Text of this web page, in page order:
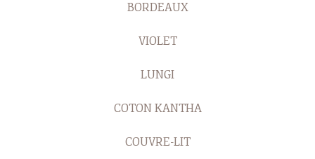
BORDEAUX
VIOLET
LUNGI
COTON KANTHA
COUVRE-LIT